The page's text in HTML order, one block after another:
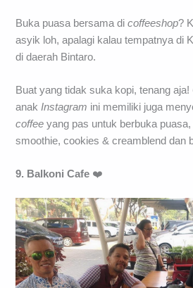
Buka puasa bersama dicoffeeshop?
asyik loh, apalagi kalau tempatnya di
di daerah Bintaro.
Buat yang tidak suka kopi, tenang aja!
anak Instagram ini memiliki juga
coffee yang pas untuk berbuka
smoothie, cookies & creamblend dan
9. Balkoni Cafe ❤️